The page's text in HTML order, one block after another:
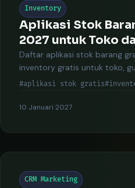
Inventory
Aplikasi Stok
2027 untuk Toko
Daftar aplikasi stok barang
inventory gratis untuk toko,
#aplikasi stok gratis
10 Januari 2027
CRM Marketing